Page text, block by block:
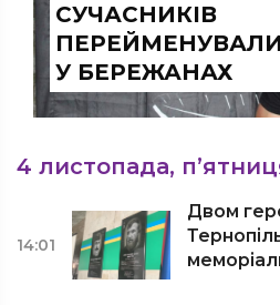
СУЧАСНИКІВ
ПЕРЕЙМЕНУВАЛИ
У БЕРЕЖАНАХ
4 листопада,
14:01
Двом